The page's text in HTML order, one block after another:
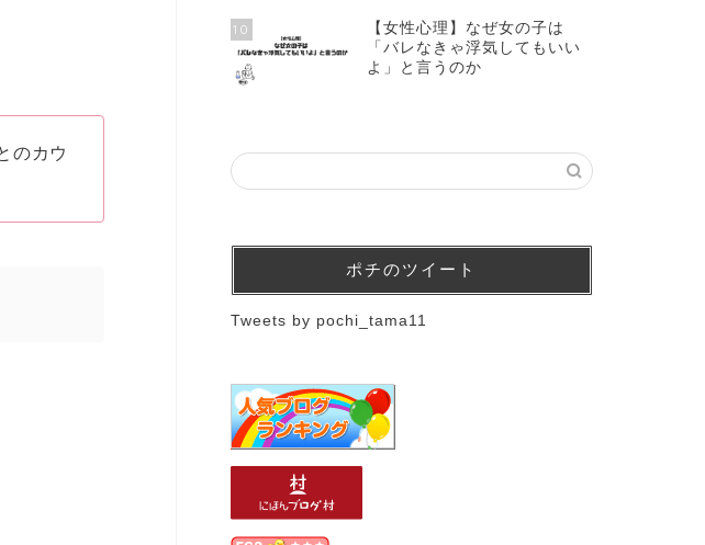
のカウ
10
【女性心理】なぜ女の子は
「バレなきゃ浮気してもいい
よ」と言うのか
ポチのツイート
Tweets by pochi_tama11